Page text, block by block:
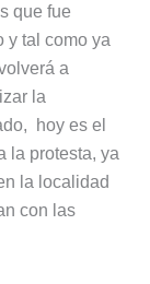
que fue
y tal como ya
a
la
hoy es el
la protesta, ya
la localidad
con las